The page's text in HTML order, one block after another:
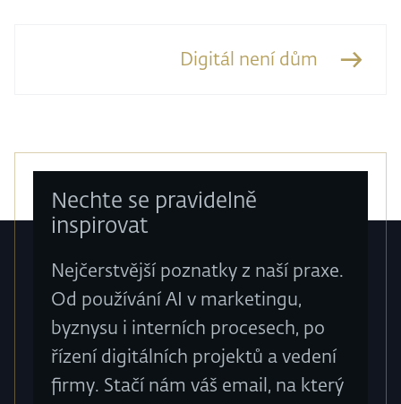
Digitál není dům
Nechte se pravidelně
inspirovat
Nejčerstvější poznatky z naší praxe.
Od používání AI v marketingu,
byznysu i interních procesech, po
řízení digitálních projektů a vedení
firmy. Stačí nám váš email, na který